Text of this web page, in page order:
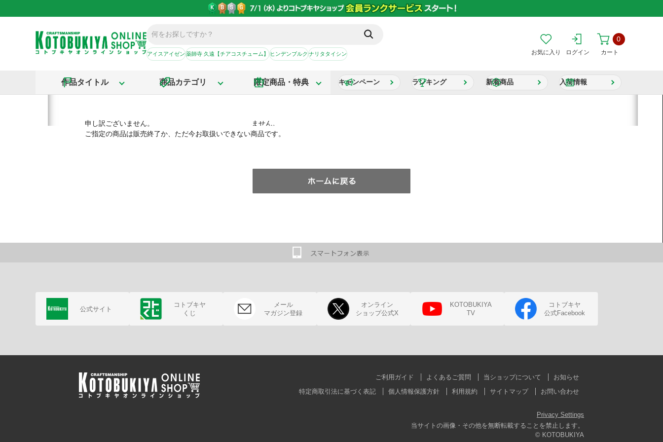
アイスアイゼン薬師寺 久遠【チアコスチューム】ヒンデンブルクナリタタイシン お気に入り ログイン カート
0
作品タイトル 商品カテゴリ 限定商品・特典 キャンペーン ランキング 新着商品 入荷情報
申し訳ございません。
ご指定の商品は販売終了か、ただ今お取扱いできない商品です。
公式サイト
コトブキヤ
くじ
メール
マガジン登録
オンライン
ショップ公式X
KOTOBUKIYA
TV
コトブキヤ
公式Facebook
ご利用ガイド よくあるご質問 当ショップについて
お知らせ
特定商取引法に基づく表記
個人情報保護方針 利用規約 サイトマップ お問い合わせ
Privacy Settings
当サイトの画像・その他を無断転載することを禁止します。
© KOTOBUKIYA